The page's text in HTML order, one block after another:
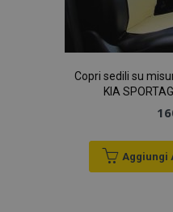
Copri sedili su
KIA
Aggiungi